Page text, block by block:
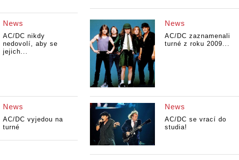
News
AC/DC nikdy
nedovolí, aby se
jejich...
News
AC/DC zaznamenali
turné z roku 2009...
News
AC/DC vyjedou na
turné
News
AC/DC se vrací do
studia!